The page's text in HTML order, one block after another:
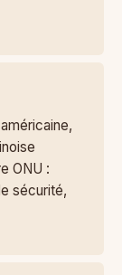
ONU :
sécurité,